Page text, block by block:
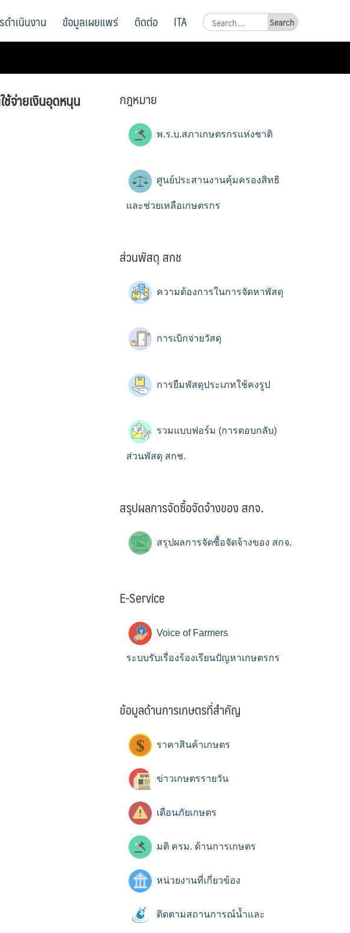
Search
for:
ำเนินงาน ข้อมูลเผยแพร่ ติดต่อ ITA
ช้จ่ายเงินอุดหนุน กฎหมาย
พ.ร.บ.สภาเกษตรกรแห่งชาติ
ศูนย์ประสานงานคุ้มครองสิทธิ
และช่วยเหลือเกษตรกร
ส่วนพัสดุ สกช
ความต้องการในการจัดหาพัสดุ
การเบิกจ่ายวัสดุ
การยืมพัสดุประเภทใช้คงรูป
รวมแบบฟอร์ม (การตอบกลับ)
ส่วนพัสดุ สกช.
สรุปผลการจัดซื้อจัดจ้างของ สกจ.
สรุปผลการจัดซื้อจัดจ้างของ สกจ.
E-Service
Voice of Farmers
ระบบรับเรื่องร้องเรียนปัญหาเกษตรกร
ข้อมูลด้านการเกษตรที่สำคัญ
ราคาสินค้าเกษตร
ข่าวเกษตรรายวัน
เตือนภัยเกษตร
มติ ครม. ด้านการเกษตร
หน่วยงานที่เกี่ยวข้อง
ติดตามสถานการณ์น้ำและ